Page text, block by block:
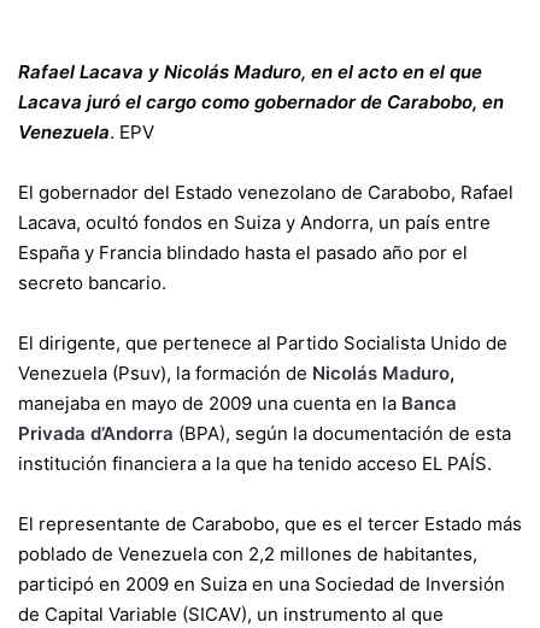
Rafael Lacava y Nicolás Maduro, en el acto en el que
Lacava juró el cargo como gobernador de Carabobo, en
Venezuela. EPV
El gobernador del Estado venezolano de Carabobo, Rafael
Lacava, ocultó fondos en Suiza y Andorra, un país entre
España y Francia blindado hasta el pasado año por el
secreto bancario.
El dirigente, que pertenece al Partido Socialista Unido de
Venezuela (Psuv), la formación de Nicolás Maduro,
manejaba en mayo de 2009 una cuenta en la Banca
Privada d’Andorra (BPA), según la documentación de esta
institución financiera a la que ha tenido acceso EL PAÍS.
El representante de Carabobo, que es el tercer Estado más
poblado de Venezuela con 2,2 millones de habitantes,
participó en 2009 en Suiza en una Sociedad de Inversión
de Capital Variable (SICAV), un instrumento al que